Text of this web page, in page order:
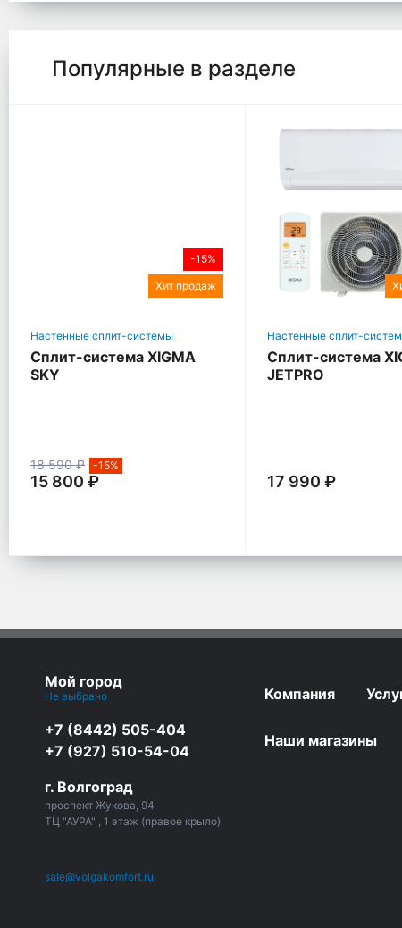
Популярные в разделе
-15%
Хит продаж
Настенные сплит-системы
Сплит-система XIGMA
SKY
18 590 ₽ -15%
15 800 ₽
Настенные сплит-
Сплит-система
JETPRO
17 990 ₽
Мой город
Не выбрано
+7 (8442) 505-404
+7 (927) 510-54-04
г. Волгоград
проспект Жукова, 94
ТЦ "АУРА" , 1 этаж (правое крыло)
sale@volgakomfort.ru
Компания
Наши магазины